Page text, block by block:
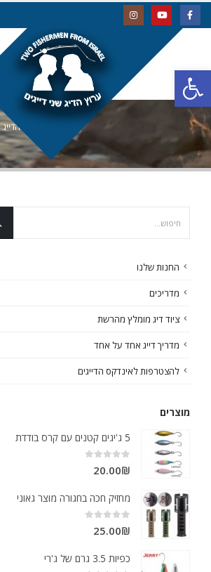
פתח סרגל נגישות
בלוג הדייג
החנות שלנו
מדריכים
ציוד דיג מומלץ מהרשת
מדריך דייג אחד על אחד
להצטרפות לאינדקס הדייגים
מוצרים
5 ג'יגים קטנים עם קרס בודדת
20.00₪
מחזיק חכה בחגורה מוצר גאוני
25.00₪
כפיות 3.5 גרם של ג'רי